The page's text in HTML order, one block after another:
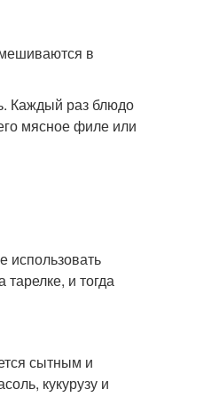
в
Каждый раз блюдо
мясное филе или
использовать
и тогда
сытным и
кукурузу и